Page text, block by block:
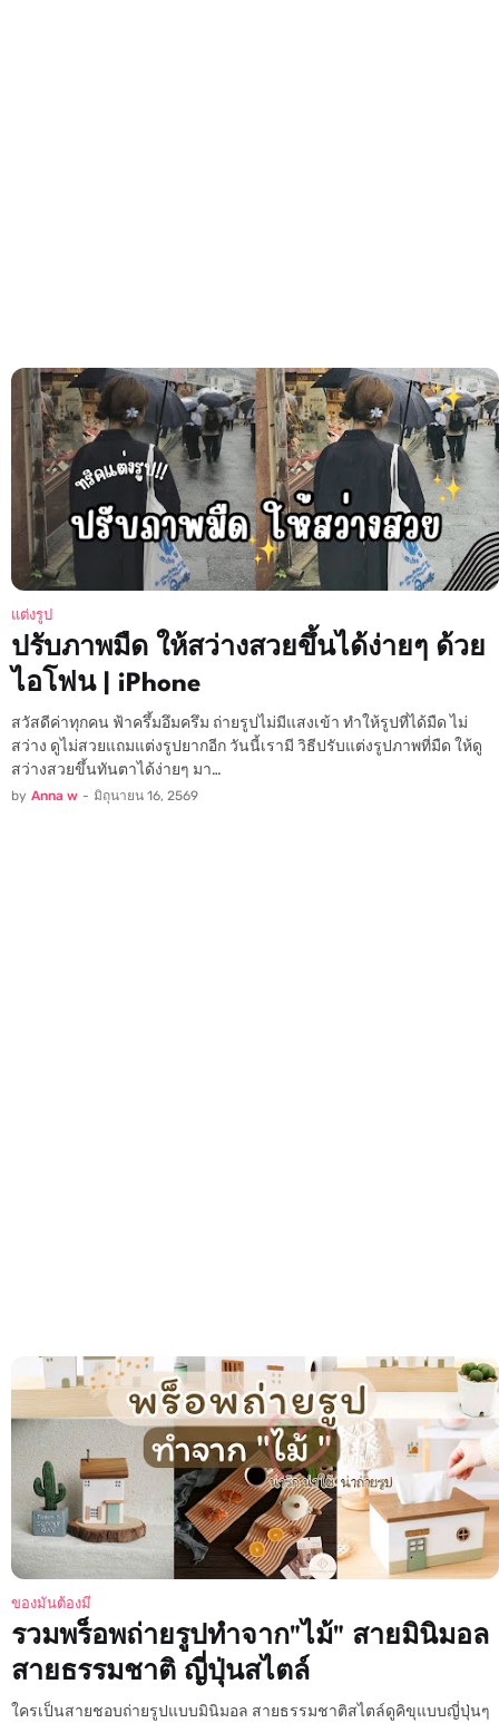
แต่งรูป
ปรับภาพมืด ให้สว่างสวยขึ้นได้ง่ายๆ ด้วย
ไอโฟน | iPhone
สวัสดีค่าทุกคน ฟ้าครึ้มอึมครึม ถ่ายรูปไม่มีแสงเข้า ทำให้รูปที่ได้มืด ไม่
สว่าง ดูไม่สวยแถมแต่งรูปยากอีก วันนี้เรามี วิธีปรับแต่งรูปภาพที่มืด ให้ดู
สว่างสวยขึ้นทันตาได้ง่ายๆ มา…
by Anna w - มิถุนายน 16, 2569
ของมันต้องมี
รวมพร็อพถ่ายรูปทำจาก"ไม้" สายมินิมอล
สายธรรมชาติ ญี่ปุ่นสไตล์
ใครเป็นสายชอบถ่ายรูปแบบมินิมอล สายธรรมชาติสไตล์ดูคิขุแบบญี่ปุ่นๆ